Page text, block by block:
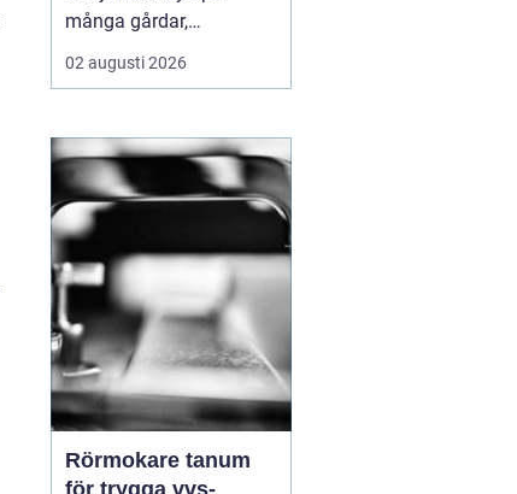
många gårdar,
entreprenadarbeten och
jaktmarker runt om i
kombinerar ege...
02 augusti 2026
Rörmokare tanum
för trygga vvs-